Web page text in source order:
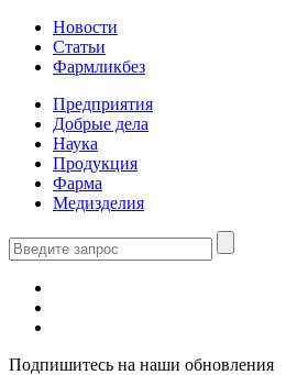
Новости
Статьи
Фармликбез
Предприятия
Добрые дела
Наука
Продукция
Фарма
Медизделия
Подпишитесь на наши обновления